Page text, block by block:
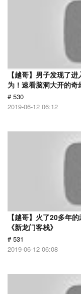
【越哥】男子发现了
为！速看脑洞大开的奇
# 530
2019-06-12 06:12
【越哥】火了20多年
《新龙门客栈》
# 531
2019-06-12 06:08